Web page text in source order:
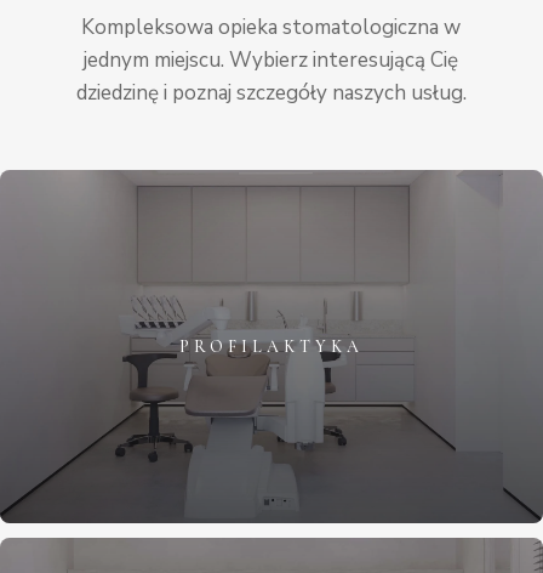
Kompleksowa opieka stomatologiczna w
jednym miejscu. Wybierz interesującą Cię
dziedzinę i poznaj szczegóły naszych usług.
PROFILAKTYKA